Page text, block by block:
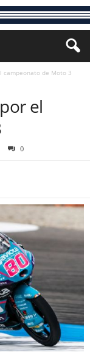
campeonato de Moto 3
el
0